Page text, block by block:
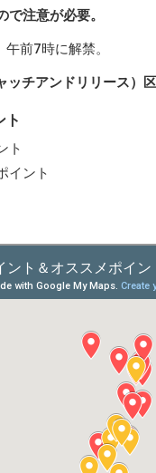
注意が必要。
前7時に解禁。
チアンドリリース）
ト
ト
イント